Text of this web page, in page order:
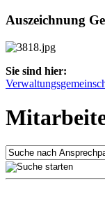
Auszeichnung
Sie sind hier: